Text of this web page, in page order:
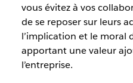
vous évitez à vos
de se reposer sur leurs
l’implication et le moral
apportant une valeur
l’entreprise.